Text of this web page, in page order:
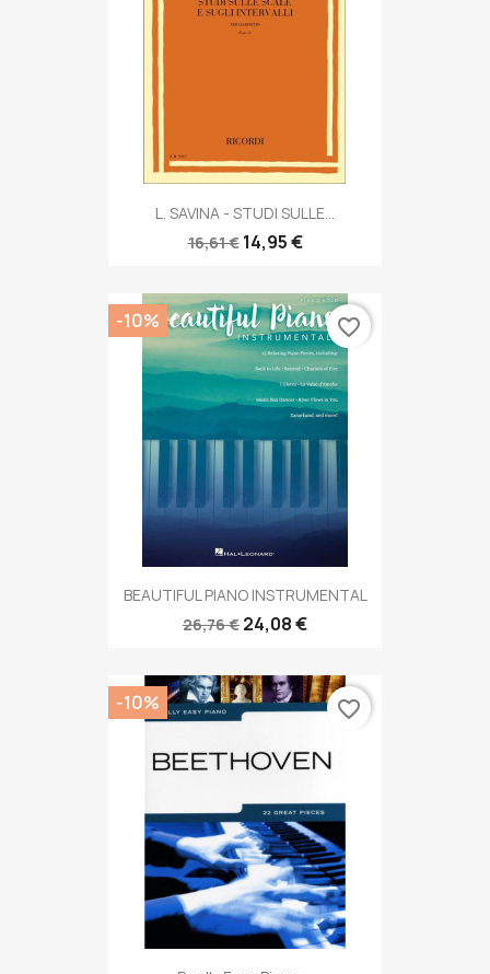
L. SAVINA - STUDI SULLE...
16,61 € 14,95 €
BEAUTIFUL PIANO INSTRUMENTAL
26,76 € 24,08 €
-10% favorite_border
-10% favorite_border